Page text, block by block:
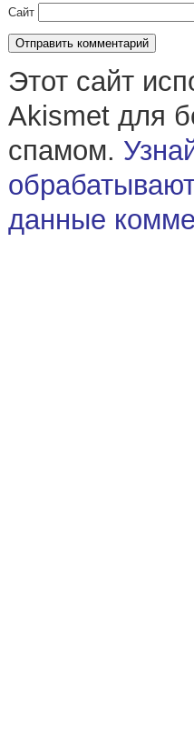
Сайт
Этот сайт
Akismet для
спамом.
данные